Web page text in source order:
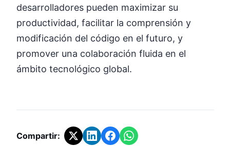
desarrolladores pueden maximizar su
productividad, facilitar la comprensión y
modificación del código en el futuro, y
promover una colaboración fluida en el
ámbito tecnológico global.
Compartir: